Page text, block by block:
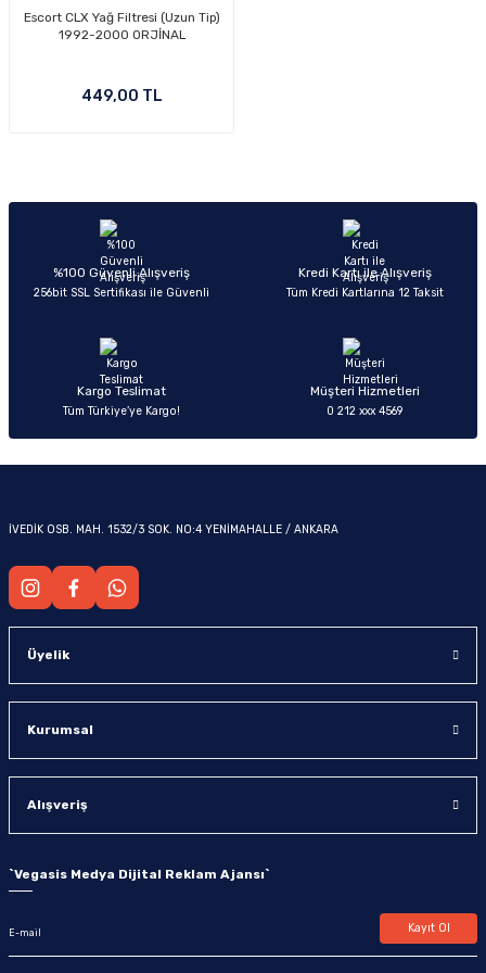
2011)
2000)
Escort CLX Yağ Filtresi (Uzun Tip)
1992-2000 ORJİNAL
449,00 TL
%100 Güvenli Alışveriş
256bit SSL Sertifikası ile Güvenli
Kredi Kartı ile Alışveriş
Tüm Kredi Kartlarına 12 Taksit
Kargo Teslimat
Tüm Türkiye’ye Kargo!
Müşteri Hizmetleri
0 212 xxx 4569
İVEDİK OSB. MAH. 1532/3 SOK. NO:4 YENİMAHALLE / ANKARA
Üyelik
Kurumsal
Alışveriş
`Vegasis Medya Dijital Reklam Ajansı`
Kayıt Ol